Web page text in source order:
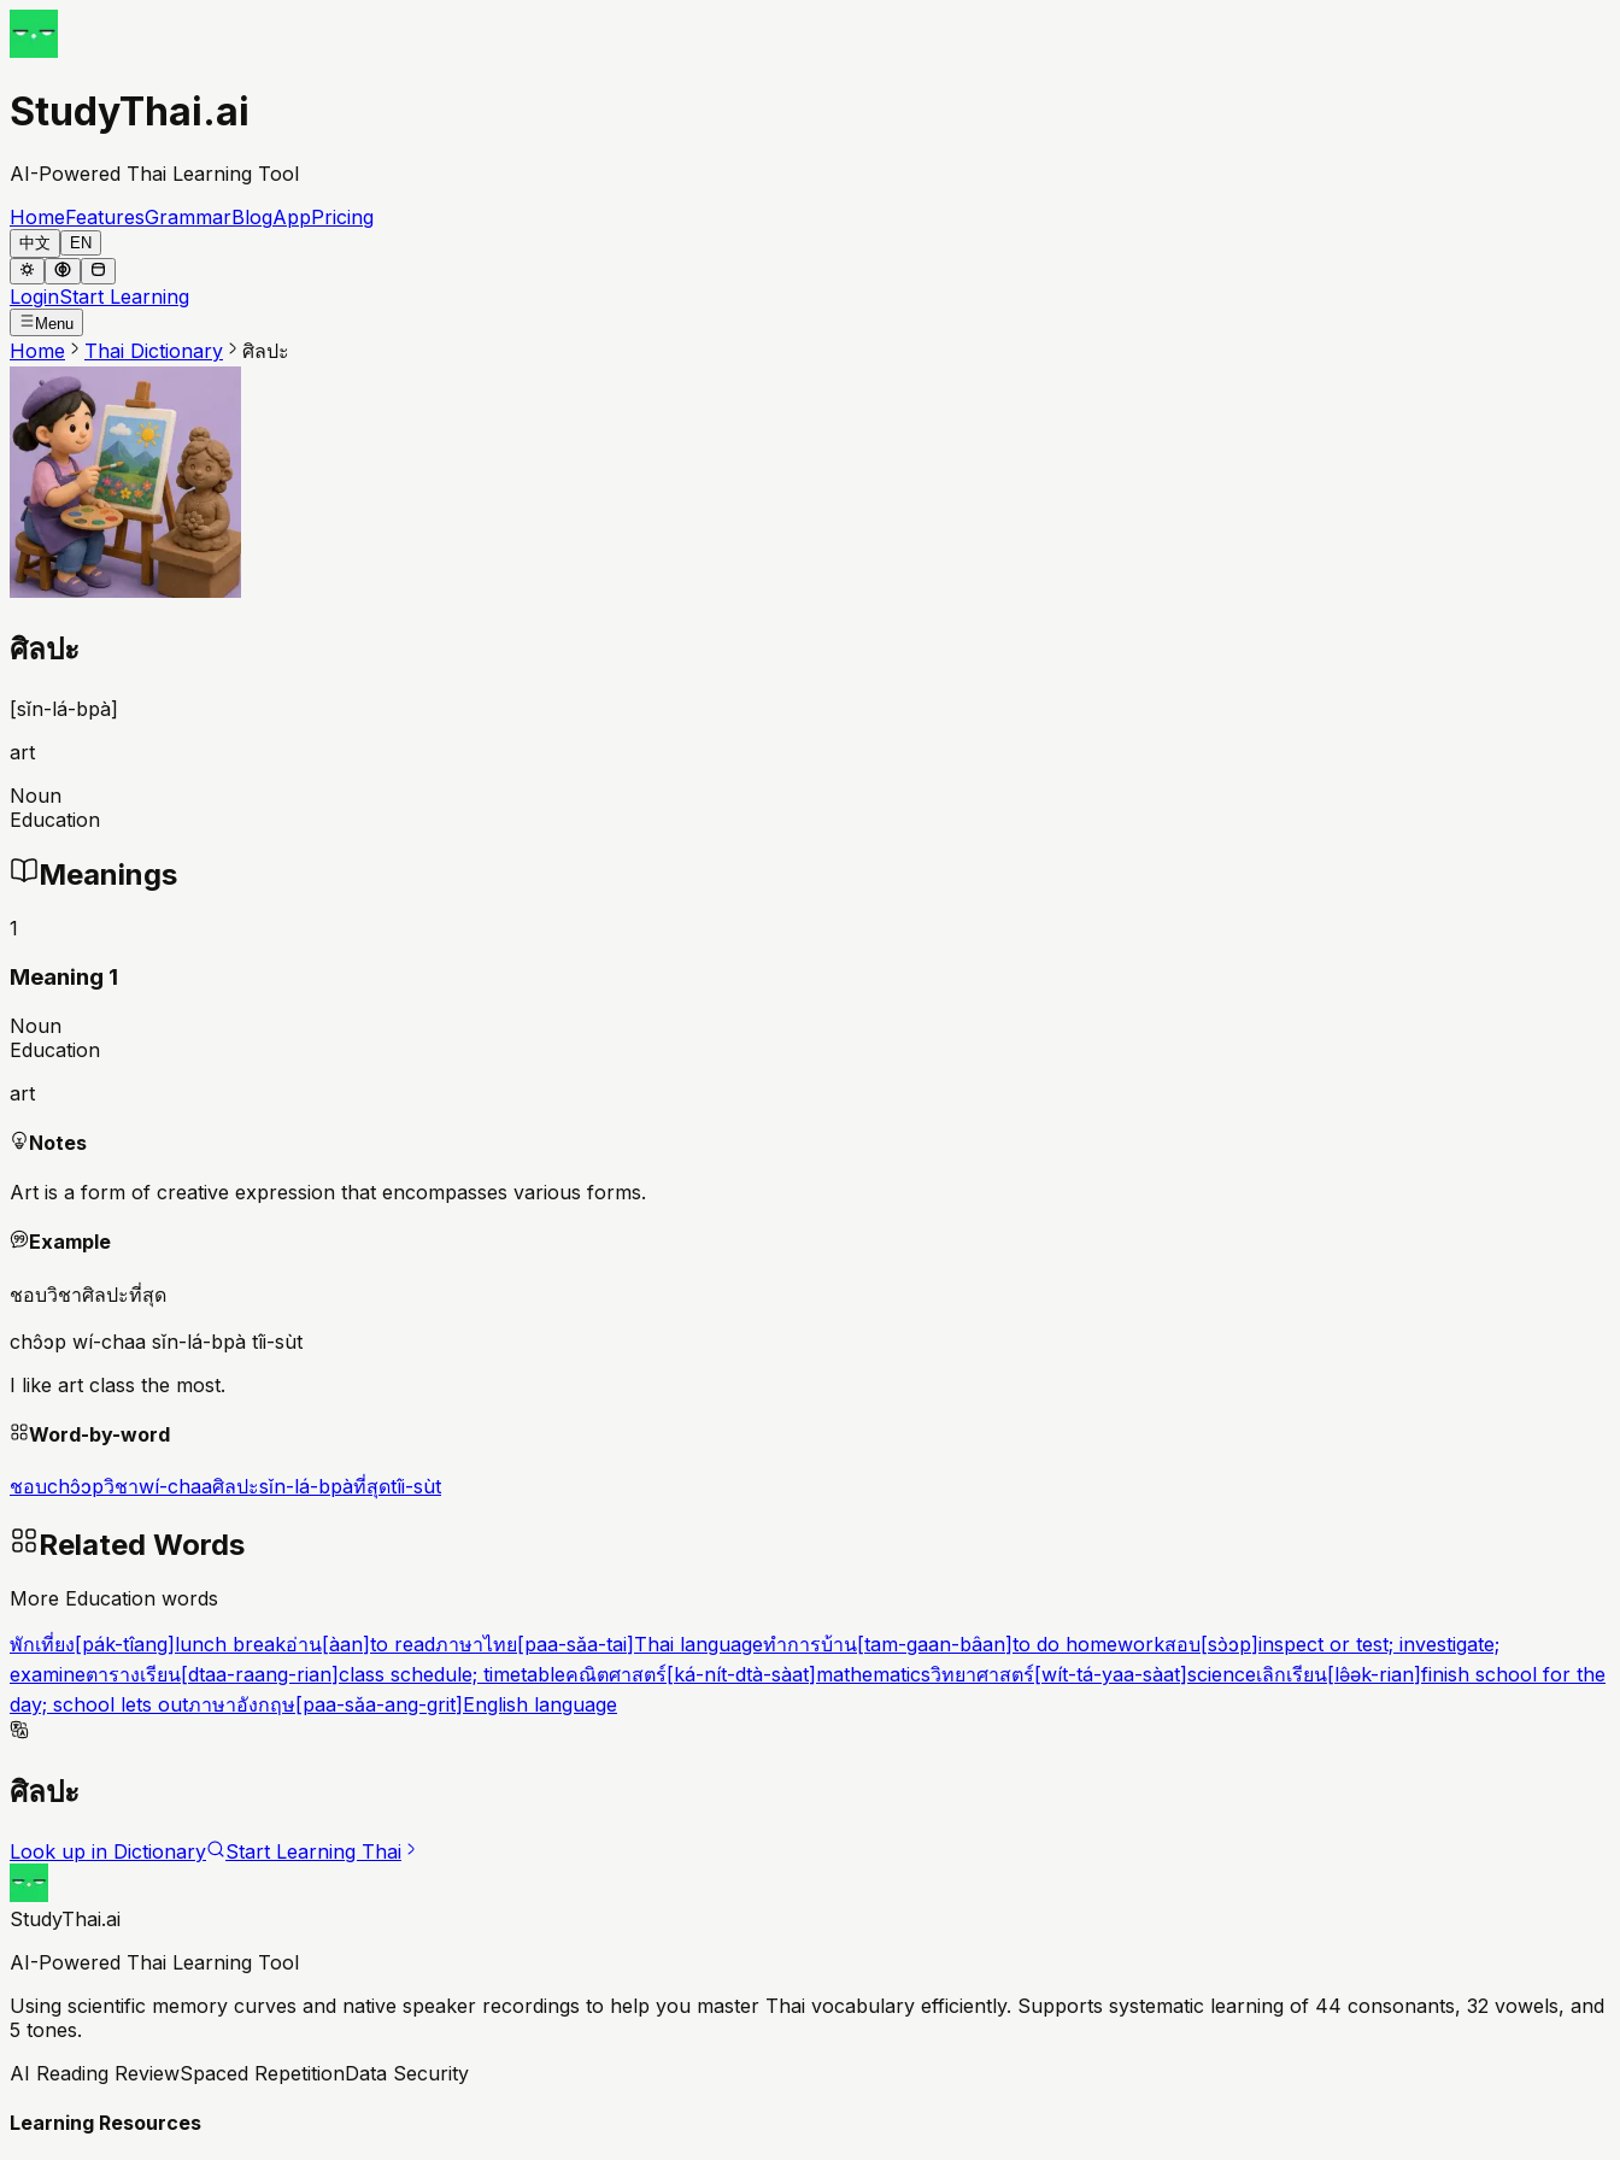
StudyThai.ai
AI-Powered Thai Learning Tool
HomeFeaturesGrammarBlogAppPricing
中文 EN
LoginStart Learning
Menu
Home Thai Dictionary ศิลปะ
ศิลปะ
[sǐn-lá-bpà]
art
Noun
Education
Meanings
1
Meaning 1
Noun
Education
art
Notes
Art is a form of creative expression that encompasses various forms.
Example
ชอบวิชาศิลปะที่สุด
chɔ̂ɔp wí-chaa sǐn-lá-bpà tîi-sùt
I like art class the most.
Word-by-word
ชอบchɔ̂ɔpวิชาwí-chaaศิลปะsǐn-lá-bpàที่สุดtîi-sùt
Related Words
More Education words
พักเที่ยง [pák-tîang] lunch breakอ่าน[àan]to readภาษาไทย [paa-sǎa-tai] Thai languageทำการบ้าน[tam-gaan-bâan]to do homeworkสอบ [sɔ̀ɔp]inspect or test; investigate;
examineตารางเรียน[dtaa-raang-rian]class schedule; timetableคณิตศาสตร์ [ká-nít-dtà-sàat] mathematicsวิทยาศาสตร์ [wít-tá-yaa-sàat]scienceเลิกเรียน[lə̂ək-rian]finish school for the
day; school lets outภาษาอังกฤษ [paa-sǎa-ang-grit] English language
ศิลปะ
Look up in Dictionary Start Learning Thai
StudyThai.ai
AI-Powered Thai Learning Tool
Using scientific memory curves and native speaker recordings to help you master Thai vocabulary efficiently. Supports systematic learning of 44 consonants, 32 vowels, and
5 tones.
AI Reading ReviewSpaced RepetitionData Security
Learning Resources